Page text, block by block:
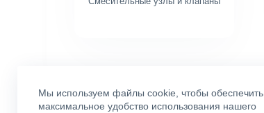
Мы используем файлы cookie, чтобы обеспечить
максимальное удобство использования нашего